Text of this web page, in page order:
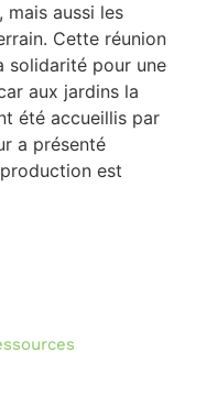
mais aussi les
Cette réunion
solidarité pour une
aux jardins la
été accueillis par
a présenté
est